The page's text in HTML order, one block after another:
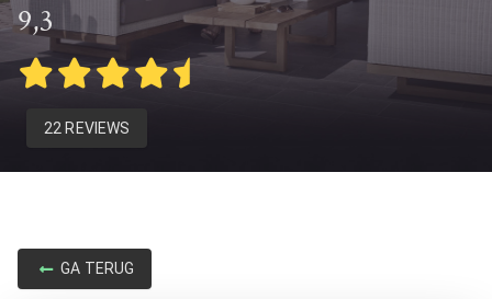
9,3
22 REVIEWS
GA TERUG